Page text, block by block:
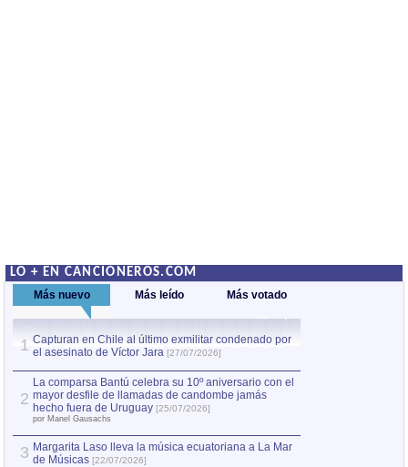
LO + EN CANCIONEROS.COM
Más nuevo Más leído Más votado
1 Capturan en Chile al último exmilitar condenado por
el asesinato de Víctor Jara [27/07/2026]
2
La comparsa Bantú celebra su 10º aniversario con el
mayor desfile de llamadas de candombe jamás
hecho fuera de Uruguay [25/07/2026]
por Manel Gausachs
3 Margarita Laso lleva la música ecuatoriana a La Mar
de Músicas [22/07/2026]